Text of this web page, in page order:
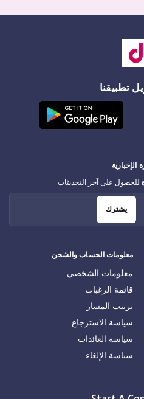
تطبيقنا
معلومات الحساب والشحن
معلومات الشخصي
قائمة الرغبات
ترتيب المسار
سياسة الاسترجاع
سياسة العائدات
سياسة الإلغاء
الإخبارية
للحصول على آخر التحديثات
يشترك